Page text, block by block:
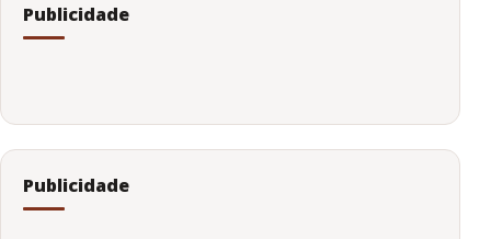
Publicidade
Publicidade